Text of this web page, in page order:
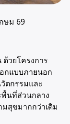
ษม 69
วยโครงการ
กแบบภายนอก
ตกรรมและ
พื้นที่ส่วนกลาง
สุขมากกว่าเดิม